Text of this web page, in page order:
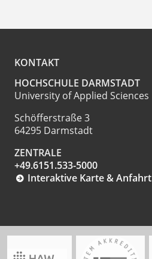
KONTAKT
HOCHSCHULE DARMSTADT
University of Applied Sciences
Schöfferstraße 3
64295 Darmstadt
ZENTRALE
+49.6151.533-5000
Interaktive Karte & Anfahrt